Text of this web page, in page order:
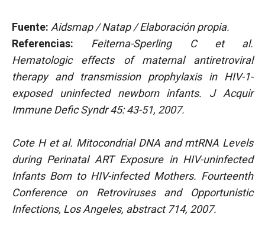
Fuente: Aidsmap / Natap / Elaboración propia.
Referencias: Feiterna-Sperling C et al.
Hematologic effects of maternal antiretroviral
therapyand transmission prophylaxis in HIV-1-
exposed uninfected newborn infants. J Acquir
Immune Defic Syndr 45: 43-51, 2007.
Cote H et al. Mitocondrial DNA and mtRNA Levels
during Perinatal ART Exposure in HIV-uninfected
Infants Born to HIV-infected Mothers. Fourteenth
Conference on Retroviruses and Opportunistic
Infections, Los Angeles, abstract 714, 2007.